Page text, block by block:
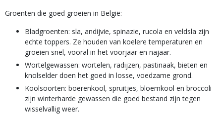
Groenten die goed groeien in België:
Bladgroenten: sla, andijvie, spinazie, rucola en veldsla zijn
echte toppers. Ze houden van koelere temperaturen en
groeien snel, vooral in het voorjaar en najaar.
Wortelgewassen: wortelen, radijzen, pastinaak, bieten en
knolselder doen het goed in losse, voedzame grond.
Koolsoorten: boerenkool, spruitjes, bloemkool en broccoli
zijn winterharde gewassen die goed bestand zijn tegen
wisselvallig weer.